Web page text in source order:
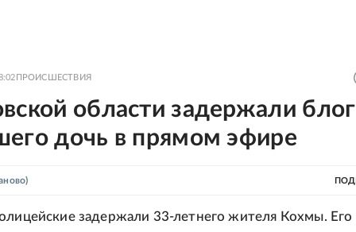
ПРОИСШЕСТВИЯ
области задержали
дочь в прямом эфире
задержали 33-летнего жителя Кохмы. Его